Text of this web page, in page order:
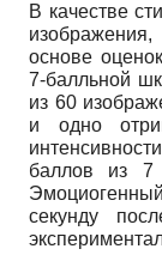
В качестве
основе
7-балльной
из 60
и одно
баллов из 7
секунду